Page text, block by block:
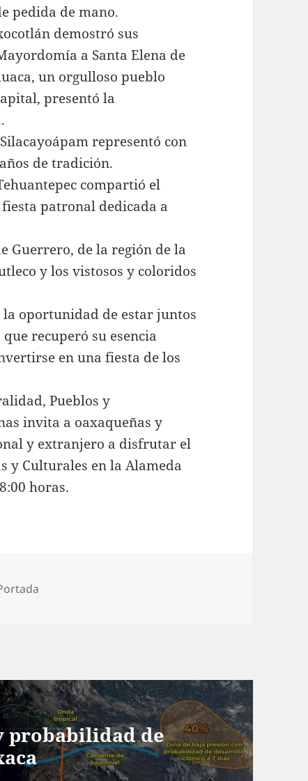
pedida de mano.
demostró sus
a Santa Elena de
un orgulloso pueblo
presentó la
representó con
de tradición.
compartió el
patronal dedicada a
Guerrero, de la región de la
y los vistosos y coloridos
la oportunidad de estar juntos
recuperó su esencia
en una fiesta de los
Pueblos y
invita a oaxaqueñas y
y extranjero a disfrutar el
y Culturales en la Alameda
horas.
probabilidad de